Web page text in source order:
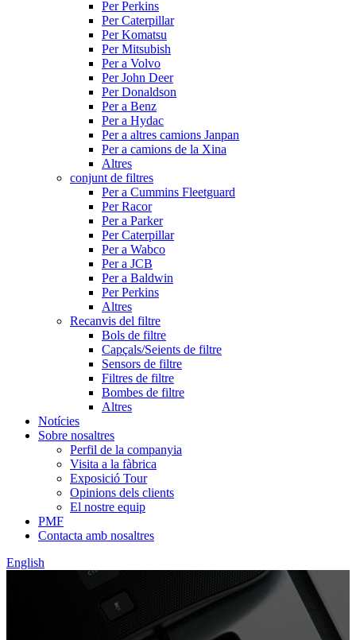
Per Perkins
Per Caterpillar
Per Komatsu
Per Mitsubish
Per a Volvo
Per John Deer
Per Donaldson
Per a Benz
Per a Hydac
Per a altres camions Janpan
Per a camions de la Xina
Altres
conjunt de filtres
Per a Cummins Fleetguard
Per Racor
Per a Parker
Per Caterpillar
Per a Wabco
Per a JCB
Per a Baldwin
Per Perkins
Altres
Recanvis del filtre
Bols de filtre
Capçals/Seients de filtre
Sensors de filtre
Filtres de filtre
Bombes de filtre
Altres
Notícies
Sobre nosaltres
Perfil de la companyia
Visita a la fàbrica
Exposició Tour
Opinions dels clients
El nostre equip
PMF
Contacta amb nosaltres
English